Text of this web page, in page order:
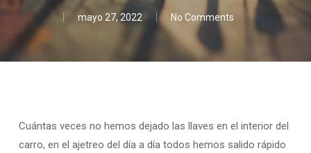
mayo 27, 2022 No Comments
Cuántas veces no hemos dejado las llaves en el interior del
carro, en el ajetreo del día a día todos hemos salido rápido